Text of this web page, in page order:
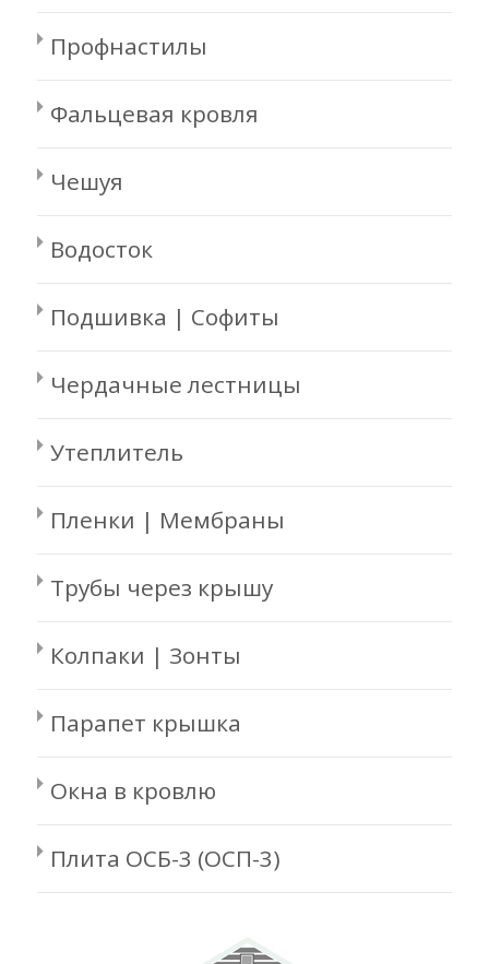
Профнастилы
Фальцевая кровля
Чешуя
Водосток
Подшивка | Софиты
Чердачные лестницы
Утеплитель
Пленки | Мембраны
Трубы через крышу
Колпаки | Зонты
Парапет крышка
Окна в кровлю
Плита ОСБ-3 (ОСП-3)